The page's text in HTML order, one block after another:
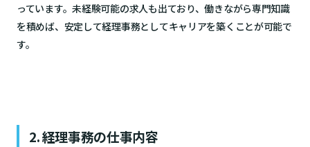
っています。未経験可能の求人も出ており、働きながら専門知識
を積めば、安定して経理事務としてキャリアを築くことが可能で
す。
2. 経理事務の仕事内容